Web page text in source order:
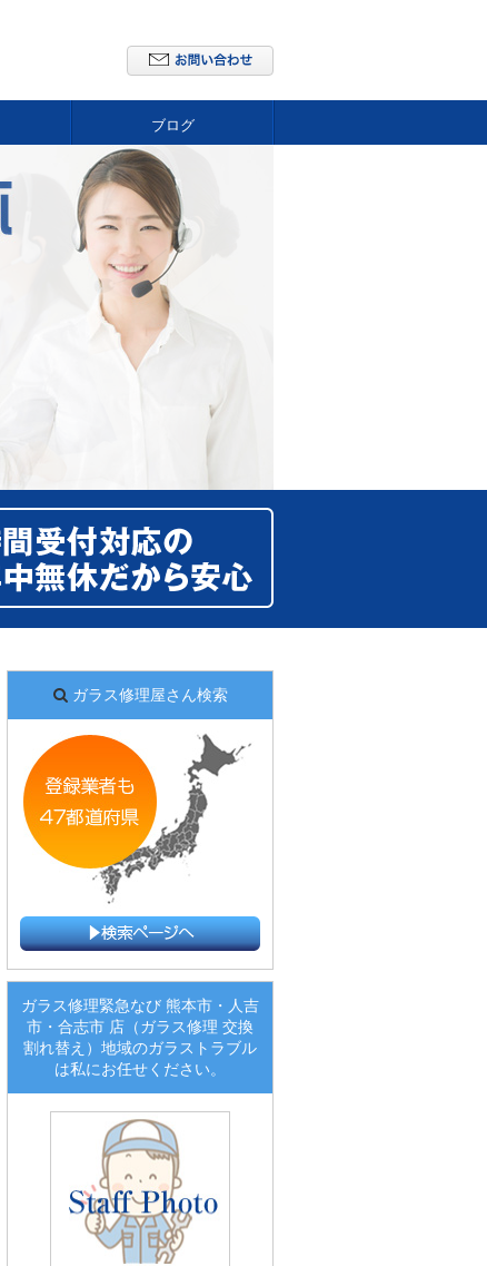
ブログ
ガラス修理屋さん検索
ガラス修理緊急なび 熊本市・人吉
市・合志市 店（ガラス修理 交換
割れ替え）地域のガラストラブル
は私にお任せください。